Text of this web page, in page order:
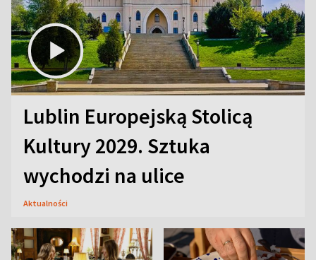
Lublin Europejską Stolicą
Kultury 2029. Sztuka
wychodzi na ulice
Aktualności